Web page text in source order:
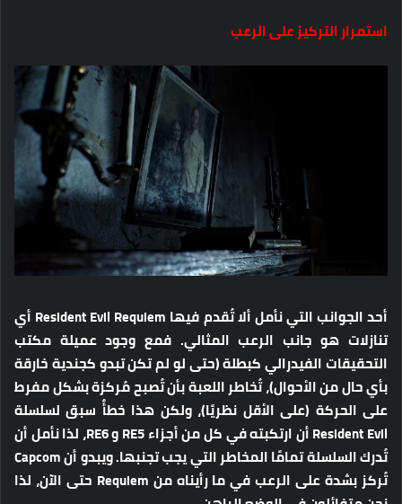
استمرار التركيز على الرعب
أحد الجوانب التي نأمل ألا تُقدم فيها Resident Evil Requiem أي
تنازلات هو جانب الرعب المثالي. فمع وجود عميلة مكتب
التحقيقات الفيدرالي كبطلة (حتى لو لم تكن تبدو كجندية خارقة
بأي حال من الأحوال)، تُخاطر اللعبة بأن تُصبح مُركزة بشكل مفرط
على الحركة (على الأقل نظريًا)، ولكن هذا خطأٌ سبق لسلسلة
Resident Evil أن ارتكبته في كل من أجزاء RE5 و RE6، لذا نأمل أن
تُدرك السلسلة تمامًا المخاطر التي يجب تجنبها. ويبدو أن Capcom
تُركز بشدة على الرعب في ما رأيناه من Requiem حتى الآن، لذا